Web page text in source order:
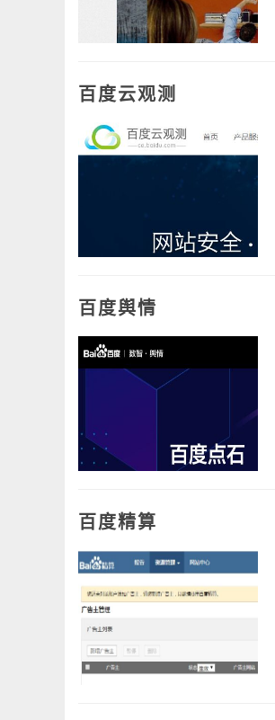
百度云观测
百度舆情
百度精算